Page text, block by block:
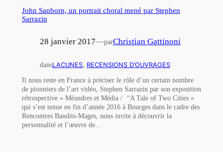
John Sanborn, un portrait choral mené par Stephen
Sarrazin
28 janvier 2017—parChristian Gattinoni
dansLACUNES, RECENSIONS D’OUVRAGES
Il nous reste en France à préciser le rôle d’un certain nombre
de pionniers de l’art vidéo, Stephen Sarrazin par son exposition
rétrospective « Méandres et Média / “A Tale of Two Cities »
qui s’est tenue en fin d’année 2016 à Bourges dans le cadre des
Rencontres Bandits-Mages, nous invite à découvrir la
personnalité et l’œuvre de…